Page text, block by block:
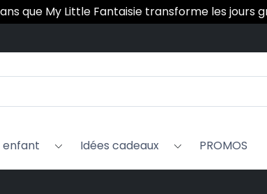
ans que My Little Fantaisie transforme les jours
enfant Idées cadeaux PROMOS